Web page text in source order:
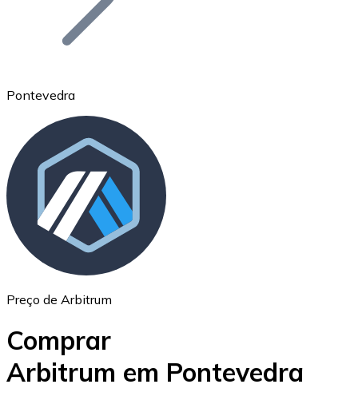
Ethereum
ETH
Pontevedra
Preço de Arbitrum
Comprar
Arbitrum em Pontevedra